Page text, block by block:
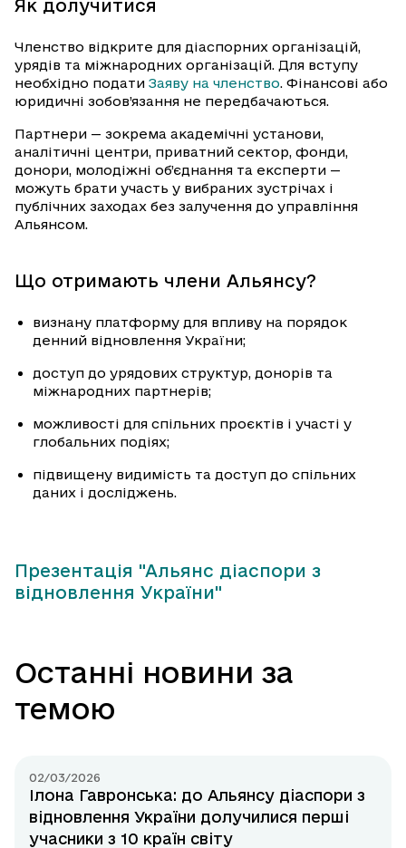
Як долучитися
Членство відкрите для діаспорних організацій,
урядів та міжнародних організацій. Для вступу
необхідно подати Заяву на членство. Фінансові або
юридичні зобов’язання не передбачаються.
Партнери — зокрема академічні установи,
аналітичні центри, приватний сектор, фонди,
донори, молодіжні об’єднання та експерти —
можуть брати участь у вибраних зустрічах і
публічних заходах без залучення до управління
Альянсом.
Що отримають члени Альянсу?
визнану платформу для впливу на порядок
денний відновлення України;
доступ до урядових структур, донорів та
міжнародних партнерів;
можливості для спільних проєктів і участі у
глобальних подіях;
підвищену видимість та доступ до спільних
даних і досліджень.
Презентація "Альянс діаспори з
відновлення України"
Останні новини за
темою
02/03/2026
Ілона Гавронська: до Альянсу діаспори з
відновлення України долучилися перші
учасники з 10 країн світу